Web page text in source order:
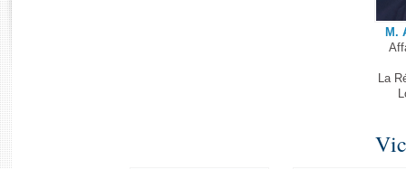
M.
La